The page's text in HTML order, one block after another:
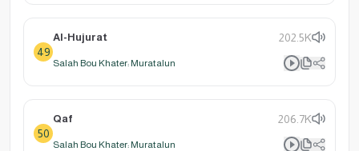
49
Al-Hujurat 202.5K
Salah Bou Khater: Muratalun
50
Qaf 206.7K
Salah Bou Khater: Muratalun